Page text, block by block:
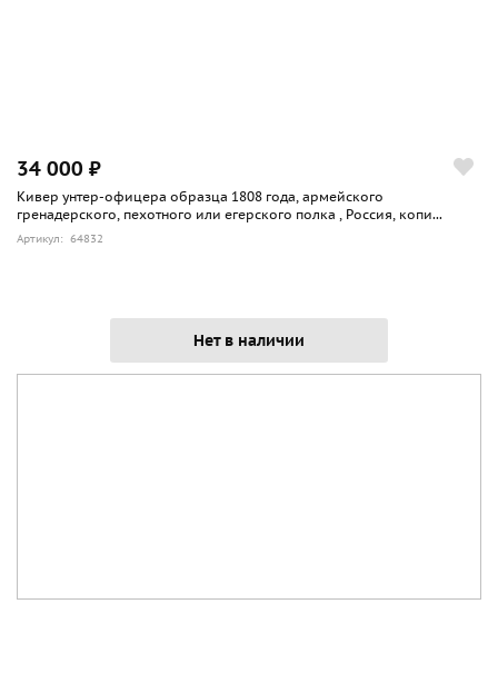
34 000 ₽
Кивер унтер-офицера образца 1808 года, армейского
гренадерского, пехотного или егерского полка , Россия, копи...
Артикул: 64832
Нет в наличии